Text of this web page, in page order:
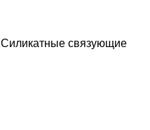
Cиликатные связующие